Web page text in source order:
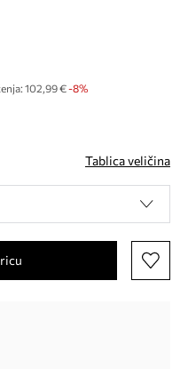
102,99 € -8%
Tablica veličina